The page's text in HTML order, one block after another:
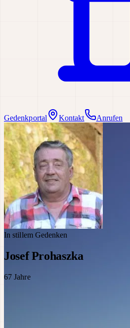
Gedenkportal Kontakt Anrufen
In stillem Gedenken
Josef Prohaszka
67 Jahre